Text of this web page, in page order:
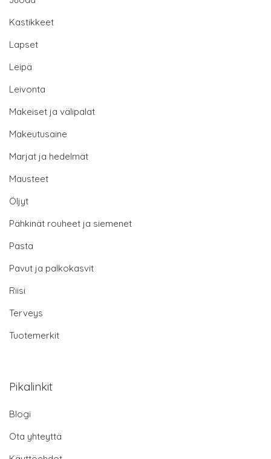
Kastikkeet
Lapset
Leipä
Leivonta
Makeiset ja välipalat
Makeutusaine
Marjat ja hedelmät
Mausteet
Öljyt
Pähkinät rouheet ja siemenet
Pasta
Pavut ja palkokasvit
Riisi
Terveys
Tuotemerkit
Pikalinkit
Blogi
Ota yhteyttä